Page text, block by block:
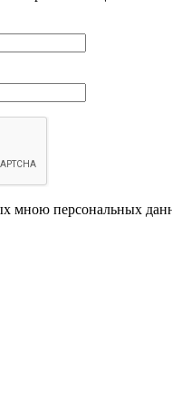
мною персональных